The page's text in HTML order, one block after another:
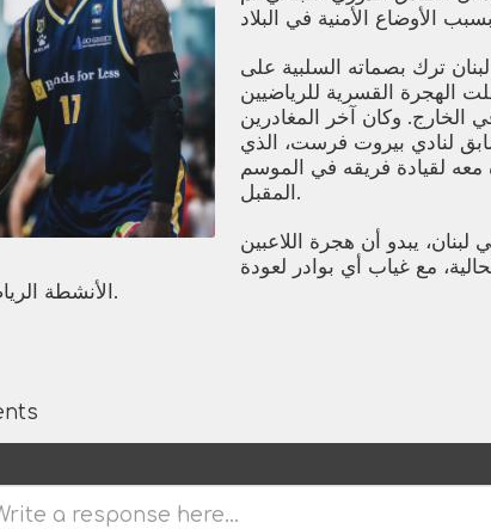
ترك بصماته السلبية على
الهجرة القسرية للرياضيين
وكان آخر المغادرين
لنادي بيروت فرست، الذي
معه لقيادة فريقه في الموسم
المقبل.
يبدو أن هجرة اللاعبين
مع غياب أي بوادر لعودة
الأنشطة الرياضية قريباً.